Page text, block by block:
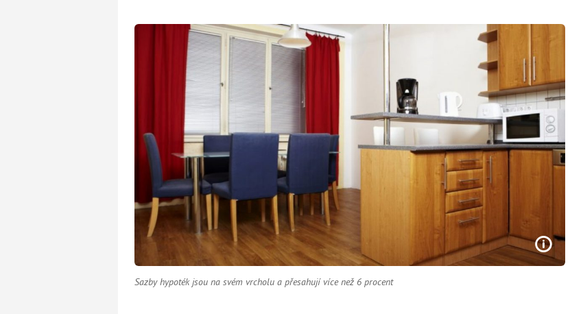
Sazby hypoték jsou na svém vrcholu a přesahují více než 6 procent